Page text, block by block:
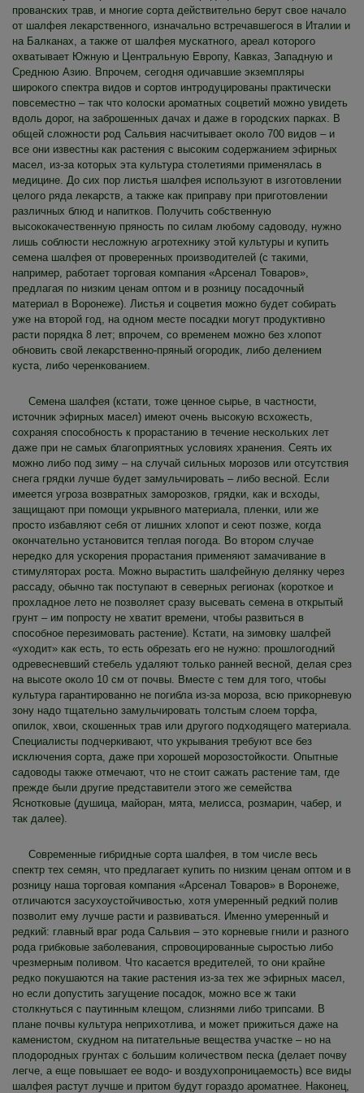
прованских трав, и многие сорта действительно берут свое начало
от шалфея лекарственного, изначально встречавшегося в Италии и
на Балканах, а также от шалфея мускатного, ареал которого
охватывает Южную и Центральную Европу, Кавказ, Западную и
Среднюю Азию. Впрочем, сегодня одичавшие экземпляры
широкого спектра видов и сортов интродуцированы практически
повсеместно – так что колоски ароматных соцветий можно увидеть
вдоль дорог, на заброшенных дачах и даже в городских парках. В
общей сложности род Сальвия насчитывает около 700 видов – и
все они известны как растения с высоким содержанием эфирных
масел, из-за которых эта культура столетиями применялась в
медицине. До сих пор листья шалфея используют в изготовлении
целого ряда лекарств, а также как приправу при приготовлении
различных блюд и напитков. Получить собственную
высококачественную пряность по силам любому садоводу, нужно
лишь соблюсти несложную агротехнику этой культуры и купить
семена шалфея от проверенных производителей (с такими,
например, работает торговая компания «Арсенал Товаров»,
предлагая по низким ценам оптом и в розницу посадочный
материал в Воронеже). Листья и соцветия можно будет собирать
уже на второй год, на одном месте посадки могут продуктивно
расти порядка 8 лет; впрочем, со временем можно без хлопот
обновить свой лекарственно-пряный огородик, либо делением
куста, либо черенкованием.
Семена шалфея (кстати, тоже ценное сырье, в частности,
источник эфирных масел) имеют очень высокую всхожесть,
сохраняя способность к прорастанию в течение нескольких лет
даже при не самых благоприятных условиях хранения. Сеять их
можно либо под зиму – на случай сильных морозов или отсутствия
снега грядки лучше будет замульчировать – либо весной. Если
имеется угроза возвратных заморозков, грядки, как и всходы,
защищают при помощи укрывного материала, пленки, или же
просто избавляют себя от лишних хлопот и сеют позже, когда
окончательно установится теплая погода. Во втором случае
нередко для ускорения прорастания применяют замачивание в
стимуляторах роста. Можно вырастить шалфейную делянку через
рассаду, обычно так поступают в северных регионах (короткое и
прохладное лето не позволяет сразу высевать семена в открытый
грунт – им попросту не хватит времени, чтобы развиться в
способное перезимовать растение). Кстати, на зимовку шалфей
«уходит» как есть, то есть обрезать его не нужно: прошлогодний
одревесневший стебель удаляют только ранней весной, делая срез
на высоте около 10 см от почвы. Вместе с тем для того, чтобы
культура гарантированно не погибла из-за мороза, всю прикорневую
зону надо тщательно замульчировать толстым слоем торфа,
опилок, хвои, скошенных трав или другого подходящего материала.
Специалисты подчеркивают, что укрывания требуют все без
исключения сорта, даже при хорошей морозостойкости. Опытные
садоводы также отмечают, что не стоит сажать растение там, где
прежде были другие представители этого же семейства
Яснотковые (душица, майоран, мята, мелисса, розмарин, чабер, и
так далее).
Современные гибридные сорта шалфея, в том числе весь
спектр тех семян, что предлагает купить по низким ценам оптом и в
розницу наша торговая компания «Арсенал Товаров» в Воронеже,
отличаются засухоустойчивостью, хотя умеренный редкий полив
позволит ему лучше расти и развиваться. Именно умеренный и
редкий: главный враг рода Сальвия – это корневые гнили и разного
рода грибковые заболевания, спровоцированные сыростью либо
чрезмерным поливом. Что касается вредителей, то они крайне
редко покушаются на такие растения из-за тех же эфирных масел,
но если допустить загущение посадок, можно все ж таки
столкнуться с паутинным клещом, слизнями либо трипсами. В
плане почвы культура неприхотлива, и может прижиться даже на
каменистом, скудном на питательные вещества участке – но на
плодородных грунтах с большим количеством песка (делает почву
легче, а еще повышает ее водо- и воздухопроницаемость) все виды
шалфея растут лучше и притом будут гораздо ароматнее. Наконец,